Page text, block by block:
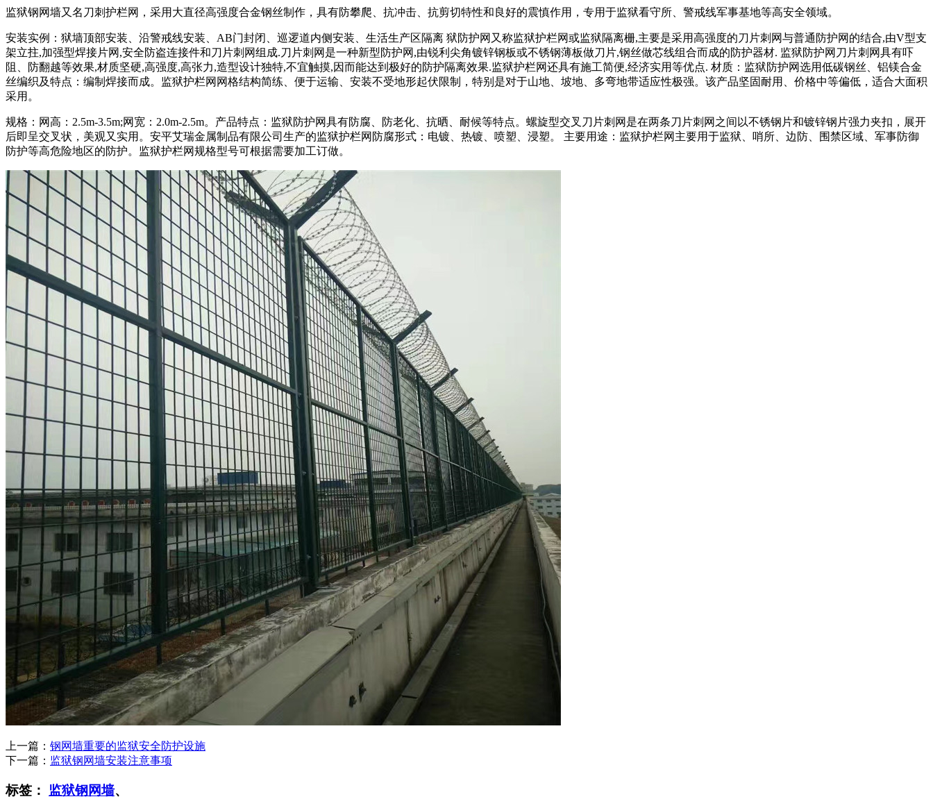
监狱钢网墙又名刀刺护栏网，采用大直径高强度合金钢丝制作，具有防攀爬、抗冲击、抗剪切特性和良好的震慎作用，专用于监狱看守所、警戒线军事基地等高安全领域。
安装实例：狱墙顶部安装、沿警戒线安装、AB门封闭、巡逻道内侧安装、生活生产区隔离 狱防护网又称监狱护栏网或监狱隔离栅,主要是采用高强度的刀片刺网与普通防护网的结合,由V型支
架立拄,加强型焊接片网,安全防盗连接件和刀片刺网组成.刀片刺网是一种新型防护网,由锐利尖角镀锌钢板或不锈钢薄板做刀片,钢丝做芯线组合而成的防护器材. 监狱防护网刀片刺网具有吓
阻、防翻越等效果,材质坚硬,高强度,高张力,造型设计独特,不宜触摸,因而能达到极好的防护隔离效果.监狱护栏网还具有施工简便,经济实用等优点. 材质：监狱防护网选用低碳钢丝、铝镁合金
丝编织及特点：编制焊接而成。监狱护栏网网格结构简练、便于运输、安装不受地形起伏限制，特别是对于山地、坡地、多弯地带适应性极强。该产品坚固耐用、价格中等偏低，适合大面积
采用。
规格：网高：2.5m-3.5m;网宽：2.0m-2.5m。产品特点：监狱防护网具有防腐、防老化、抗晒、耐候等特点。螺旋型交叉刀片刺网是在两条刀片刺网之间以不锈钢片和镀锌钢片强力夹扣，展开
后即呈交叉状，美观又实用。安平艾瑞金属制品有限公司生产的监狱护栏网防腐形式：电镀、热镀、喷塑、浸塑。 主要用途：监狱护栏网主要用于监狱、哨所、边防、围禁区域、军事防御
防护等高危险地区的防护。监狱护栏网规格型号可根据需要加工订做。
上一篇： 钢网墙重要的监狱安全防护设施
下一篇： 监狱钢网墙安装注意事项
标签： 监狱钢网墙、